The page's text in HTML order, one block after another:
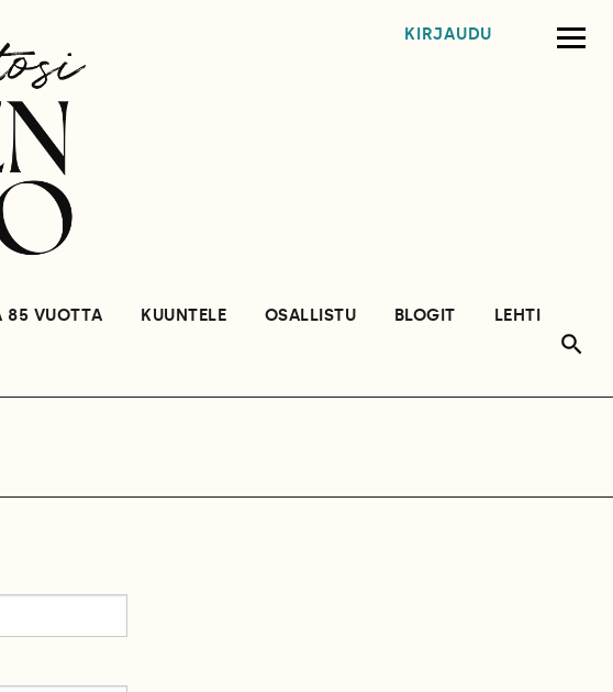
KIRJAUDU
85 VUOTTA KUUNTELE OSALLISTU BLOGIT
LEHTI